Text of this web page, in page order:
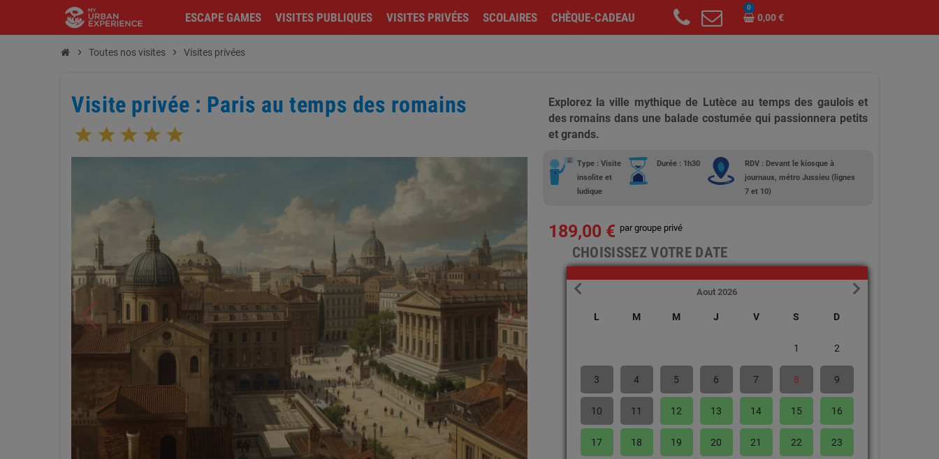
ESCAPE GAMES VISITES PUBLIQUES VISITES PRIVÉES SCOLAIRES CHÈQUE-CADEAU
0
0,00 €
chevron_right Toutes nos visites chevron_right Visites privées
Visite privée : Paris au temps des romains
Explorez la ville mythique de Lutèce au temps des gaulois et
des romains dans une balade costumée qui passionnera petits
et grands.
Type : Visite
insolite et
ludique
Durée : 1h30
RDV : Devant le kiosque à
journaux, métro Jussieu (lignes
7 et 10)
189,00 € par groupe privé
CHOISISSEZ VOTRE DATE
Aout 2026
L M M J V S D
1 2
3 4 5 6 7 8 9
10 11 12 13 14 15 16
17 18 19 20 21 22 23